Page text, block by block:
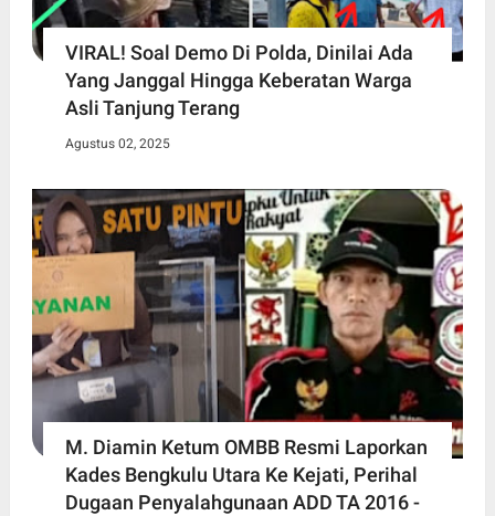
VIRAL! Soal Demo Di Polda, Dinilai Ada
Yang Janggal Hingga Keberatan Warga
Asli Tanjung Terang
Agustus 02, 2025
M. Diamin Ketum OMBB Resmi Laporkan
Kades Bengkulu Utara Ke Kejati, Perihal
Dugaan Penyalahgunaan ADD TA 2016 -